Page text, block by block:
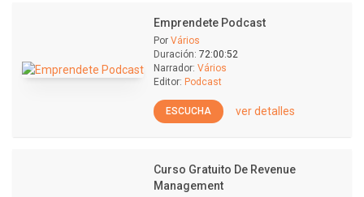
Emprendete Podcast
Por Vários
Duración: 72:00:52
Narrador: Vários
Editor: Podcast
ESCUCHA ver detalles
Curso Gratuito De Revenue
Management